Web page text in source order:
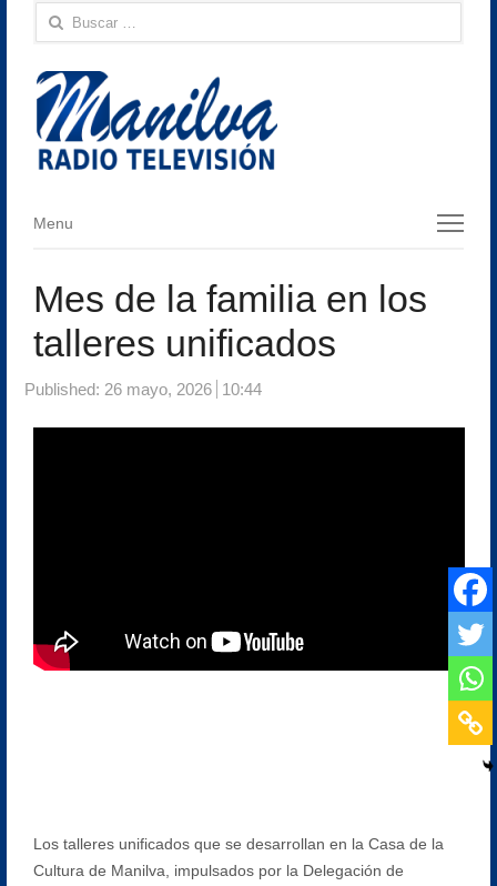
Buscar:
Menu
Menu
Mes de la familia en los
talleres unificados
Published: 26 mayo, 2026 10:44
Los talleres unificados que se desarrollan en la Casa de la
Cultura de Manilva, impulsados por la Delegación de